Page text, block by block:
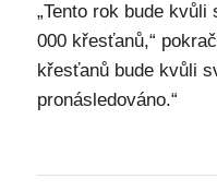
„Tento rok bude
000 křesťanů,“
křesťanů bude kvůli
pronásledováno.“